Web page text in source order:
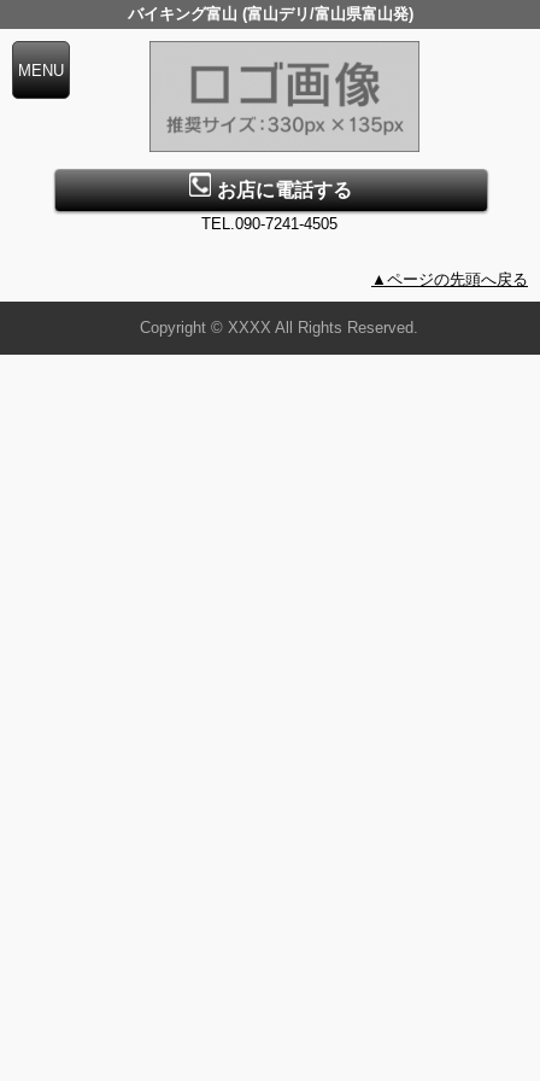
バイキング富山 (富山デリ/富山県富山発)
お店に電話する
TEL.090-7241-4505
▲ページの先頭へ戻る
Copyright © XXXX All Rights Reserved.